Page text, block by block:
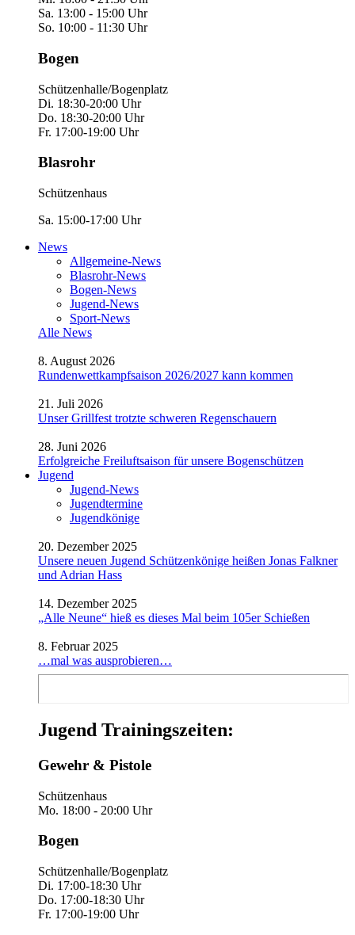
Sa. 13:00 - 15:00 Uhr
So. 10:00 - 11:30 Uhr
Bogen
Schützenhalle/Bogenplatz
Di. 18:30-20:00 Uhr
Do. 18:30-20:00 Uhr
Fr. 17:00-19:00 Uhr
Blasrohr
Schützenhaus
Sa. 15:00-17:00 Uhr
News
Allgemeine-News
Blasrohr-News
Bogen-News
Jugend-News
Sport-News
Alle News
8. August 2026
Rundenwettkampfsaison 2026/2027 kann kommen
21. Juli 2026
Unser Grillfest trotzte schweren Regenschauern
28. Juni 2026
Erfolgreiche Freiluftsaison für unsere Bogenschützen
Jugend
Jugend-News
Jugendtermine
Jugendkönige
20. Dezember 2025
Unsere neuen Jugend Schützenkönige heißen Jonas Falkner
und Adrian Hass
14. Dezember 2025
„Alle Neune“ hieß es dieses Mal beim 105er Schießen
8. Februar 2025
…mal was ausprobieren…
Jugend Trainingszeiten:
Gewehr & Pistole
Schützenhaus
Mo. 18:00 - 20:00 Uhr
Bogen
Schützenhalle/Bogenplatz
Di. 17:00-18:30 Uhr
Do. 17:00-18:30 Uhr
Fr. 17:00-19:00 Uhr